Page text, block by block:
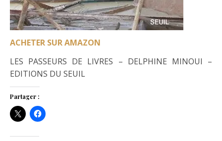
ACHETER SUR AMAZON
LES PASSEURS DE LIVRES – DELPHINE MINOUI –
EDITIONS DU SEUIL
Partager :